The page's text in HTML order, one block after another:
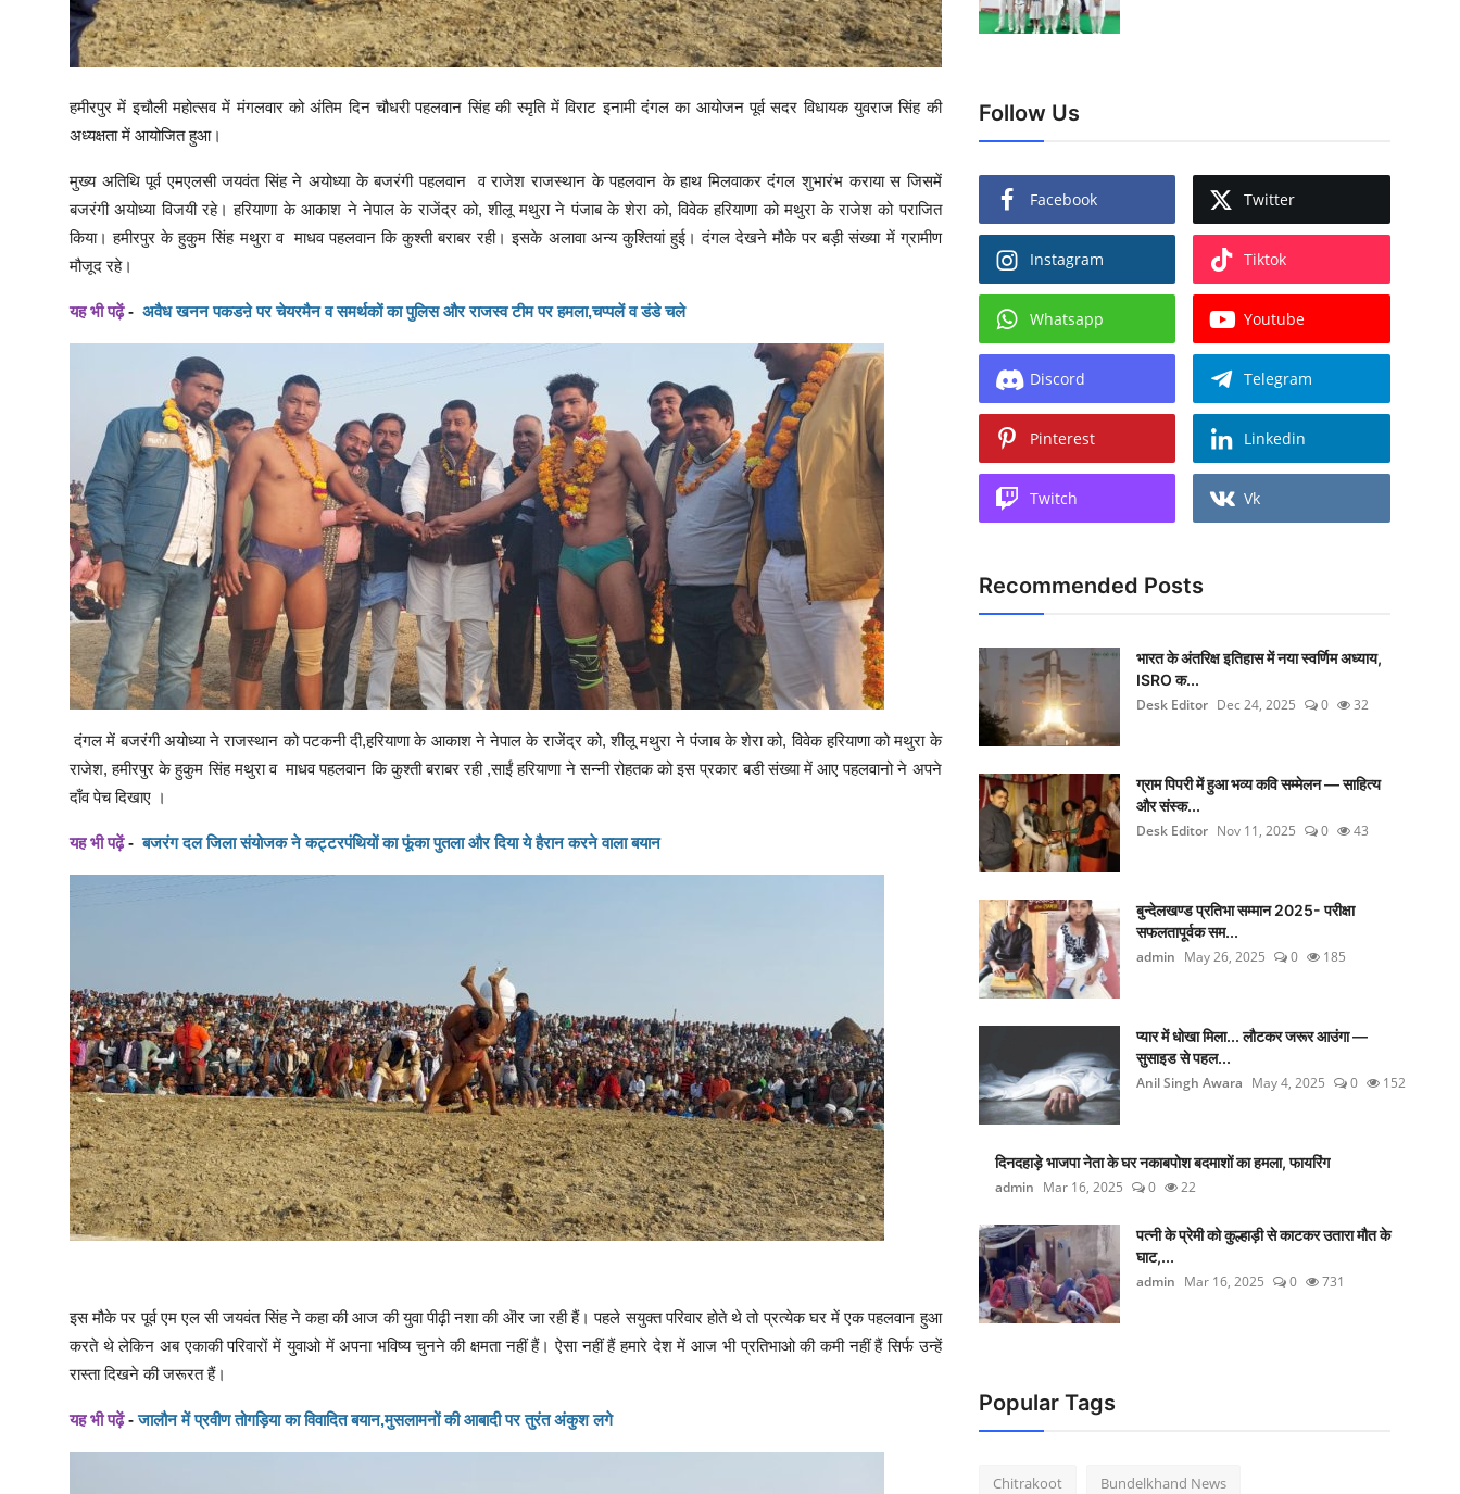
हमीरपुर में इचौली महोत्सव में मंगलवार को अंतिम दिन चौधरी पहलवान सिंह की स्मृति में विराट इनामी दंगल का आयोजन पूर्व सदर विधायक युवराज सिंह की
अध्यक्षता में आयोजित हुआ।
मुख्य अतिथि पूर्व एमएलसी जयवंत सिंह ने अयोध्या के बजरंगी पहलवान व राजेश राजस्थान के पहलवान के हाथ मिलवाकर दंगल शुभारंभ कराया स जिसमें
बजरंगी अयोध्या विजयी रहे। हरियाणा के आकाश ने नेपाल के राजेंद्र को, शीलू मथुरा ने पंजाब के शेरा को, विवेक हरियाणा को मथुरा के राजेश को पराजित
किया। हमीरपुर के हुकुम सिंह मथुरा व माधव पहलवान कि कुश्ती बराबर रही। इसके अलावा अन्य कुश्तियां हुई। दंगल देखने मौके पर बड़ी संख्या में ग्रामीण
मौजूद रहे।
यह भी पढ़ें- अवैध खनन पकडऩे पर चेयरमैन व समर्थकों का पुलिस और राजस्व टीम पर हमला,चप्पलें व डंडे चले
दंगल में बजरंगी अयोध्या ने राजस्थान को पटकनी दी,हरियाणा के आकाश ने नेपाल के राजेंद्र को, शीलू मथुरा ने पंजाब के शेरा को, विवेक हरियाणा को मथुरा के
राजेश, हमीरपुर के हुकुम सिंह मथुरा व माधव पहलवान कि कुश्ती बराबर रही ,साईं हरियाणा ने सन्नी रोहतक को इस प्रकार बडी संख्या में आए पहलवानो ने अपने
दाँव पेच दिखाए ।
यह भी पढ़ें-बजरंग दल जिला संयोजक ने कट्टरपंथियों का फूंका पुतला और दिया ये हैरान करने वाला बयान
इस मौके पर पूर्व एम एल सी जयवंत सिंह ने कहा की आज की युवा पीढ़ी नशा की ऒर जा रही हैं। पहले सयुक्त परिवार होते थे तो प्रत्येक घर में एक पहलवान हुआ
करते थे लेकिन अब एकाकी परिवारों में युवाओ में अपना भविष्य चुनने की क्षमता नहीं हैं। ऐसा नहीं हैं हमारे देश में आज भी प्रतिभाओ की कमी नहीं हैं सिर्फ उन्हें
रास्ता दिखने की जरूरत हैं।
यह भी पढ़ें-जालौन में प्रवीण तोगड़िया का विवादित बयान,मुसलामनों की आबादी पर तुरंत अंकुश लगे
Follow Us
Facebook Twitter
Instagram Tiktok
Whatsapp Youtube
Discord Telegram
Pinterest Linkedin
Twitch Vk
Recommended Posts
भारत के अंतरिक्ष इतिहास में नया स्वर्णिम अध्याय,
ISRO क...
Desk Editor Dec 24, 2025 0 32
ग्राम पिपरी में हुआ भव्य कवि सम्मेलन — साहित्य
और संस्क...
Desk Editor Nov 11, 2025 0 43
बुन्देलखण्ड प्रतिभा सम्मान 2025- परीक्षा
सफलतापूर्वक सम...
admin May 26, 2025 0 185
प्यार में धोखा मिला... लौटकर जरूर आउंगा —
सुसाइड से पहल...
Anil Singh Awara May 4, 2025 0 152
दिनदहाड़े भाजपा नेता के घर नकाबपोश बदमाशों का हमला, फायरिंग
admin Mar 16, 2025 0 22
पत्नी के प्रेमी को कुल्हाड़ी से काटकर उतारा मौत के
घाट,...
admin Mar 16, 2025 0 731
Popular Tags
Chitrakoot Bundelkhand News